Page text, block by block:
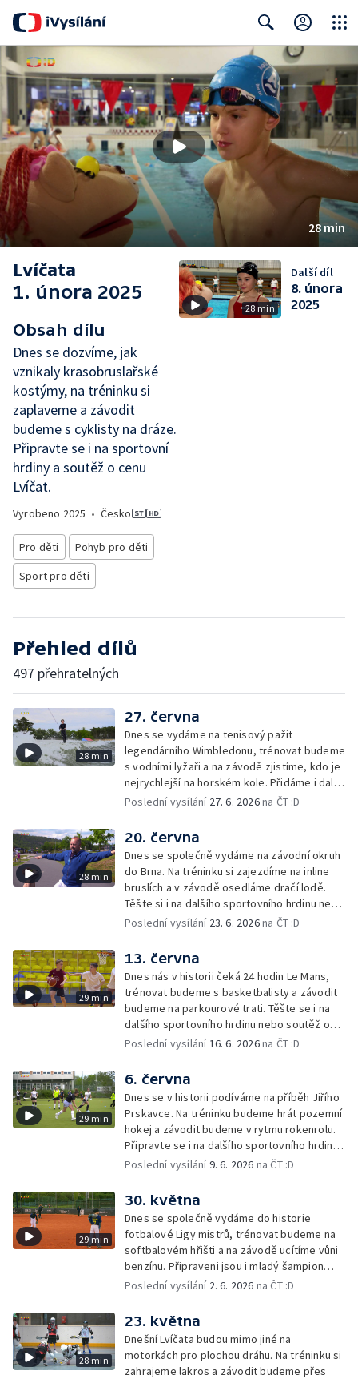
Search
28 min
Lvíčata
1. února 2025
Obsah dílu
Dnes se dozvíme, jak
vznikaly krasobruslařské
kostýmy, na tréninku si
zaplaveme a závodit
budeme s cyklisty na dráze.
Připravte se i na sportovní
hrdiny a soutěž o cenu
Lvíčat.
Vyrobeno 2025 • Česko
Pro děti
Pohyb pro děti
Sport pro děti
28 min
Další díl
8. února
2025
Přehled dílů
497 přehratelných
28 min
27. června
Dnes se vydáme na tenisový pažit
legendárního Wimbledonu, trénovat budeme
s vodními lyžaři a na závodě zjistíme, kdo je
nejrychlejší na horském kole. Přidáme i další
sportovní hrdiny nebo soutěž o cenu Lvíčat.
Poslední vysílání 27. 6. 2026na ČT :D
28 min
20. června
Dnes se společně vydáme na závodní okruh
do Brna. Na tréninku si zajezdíme na inline
bruslích a v závodě osedláme dračí lodě.
Těšte si i na dalšího sportovního hrdinu nebo
mladého šampiona.
Poslední vysílání 23. 6. 2026na ČT :D
29 min
13. června
Dnes nás v historii čeká 24 hodin Le Mans,
trénovat budeme s basketbalisty a závodit
budeme na parkourové trati. Těšte se i na
dalšího sportovního hrdinu nebo soutěž o
cenu Lvíčat.
Poslední vysílání16. 6. 2026na ČT :D
29 min
6. června
Dnes se v historii podíváme na příběh Jiřího
Prskavce. Na tréninku budeme hrát pozemní
hokej a závodit budeme v rytmu rokenrolu.
Připravte se i na dalšího sportovního hrdinu
nebo mladého šampiona.
Poslední vysílání9. 6. 2026 na ČT :D
29 min
30. května
Dnes se společně vydáme do historie
fotbalové Ligy mistrů, trénovat budeme na
softbalovém hřišti a na závodě ucítíme vůni
benzínu. Připraveni jsou i mladý šampion
nebo sportovní hrdina.
Poslední vysílání 2. 6. 2026 na ČT :D
28 min
23. května
Dnešní Lvíčata budou mimo jiné na
motorkách pro plochou dráhu. Na tréninku si
zahrajeme lakros a závodit budeme přes